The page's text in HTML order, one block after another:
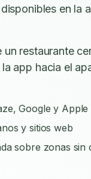
en la
un restaurante
app hacia el
Google y Apple
y sitios web
sobre zonas